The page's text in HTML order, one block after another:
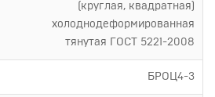
(круглая, квадратная)
холоднодеформированная
тянутая ГОСТ 5221-2008
БРОЦ4-3